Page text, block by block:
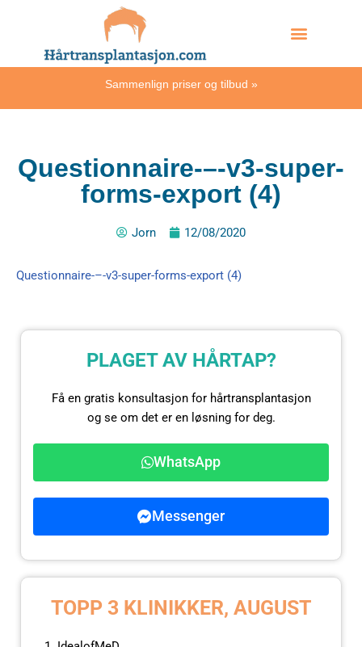
Sammenlign priser og tilbud »
Questionnaire-–-v3-super-
forms-export (4)
Jorn 12/08/2020
Questionnaire-–-v3-super-forms-export (4)
PLAGET AV HÅRTAP?
Få en gratis konsultasjon for hårtransplantasjon
og se om det er en løsning for deg.
WhatsApp
Messenger
TOPP 3 KLINIKKER, AUGUST